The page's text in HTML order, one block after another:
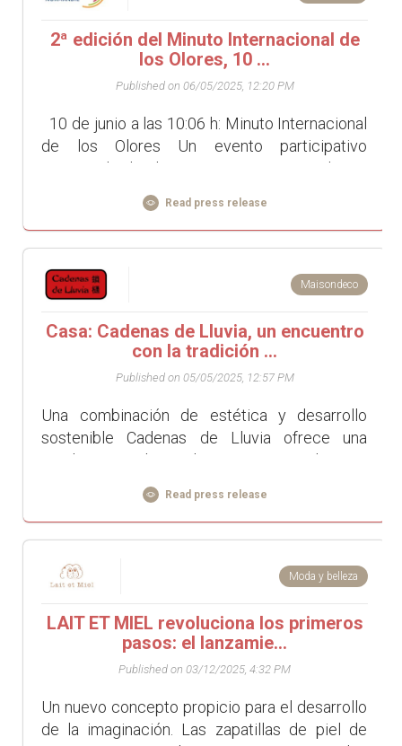
2ª edición del Minuto Internacional de
los Olores, 10 ...
Published on 06/05/2025, 12:20 PM
de los Olores Un evento participativo
organizado desde Francia Poner en valor un
sentido a menudo d...
Read press release
Maisondeco
Casa: Cadenas de Lluvia, un encuentro
con la tradición ...
Published on 05/05/2025, 12:57 PM
Una combinación de estética y desarrollo
sostenible Cadenas de Lluvia ofrece una
amplia gama de productos, como cadenas o
cazoletas, que crean un ambiente zen a la vez
Read press release
Moda y belleza
LAIT ET MIEL revoluciona los primeros
pasos: el lanzamie...
Published on 03/12/2025, 4:32 PM
Un nuevo concepto propicio para el desarrollo
de la imaginación. Las zapatillas de piel de